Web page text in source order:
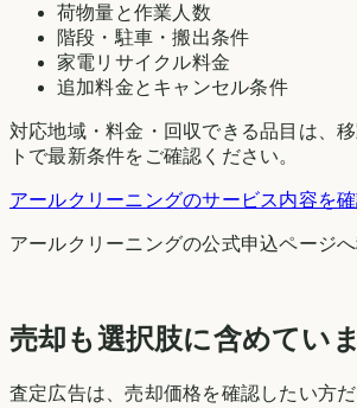
荷物量と作業人数
階段・駐車・搬出条件
家電リサイクル料金
追加料金とキャンセル条件
対応地域・料金・回収できる品目は、
トで最新条件をご確認ください。
アールクリーニングのサービス内容を
アールクリーニングの公式申込ページ
売却も選択肢に含めてい
査定広告は、売却価格を確認したい方だ